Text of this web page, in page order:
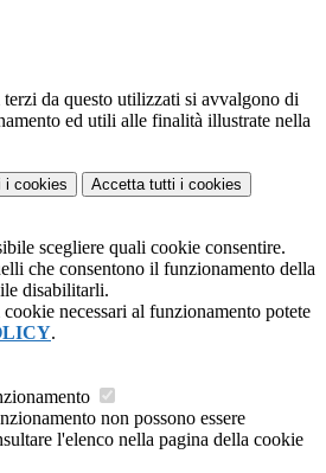
da questo utilizzati si avvalgono di
ed utili alle finalità illustrate nella
i cookies Accetta tutti i cookies
scegliere quali cookie consentire.
che consentono il funzionamento della
disabilitarli.
necessari al funzionamento potete
.
non possono essere
l'elenco nella pagina della cookie